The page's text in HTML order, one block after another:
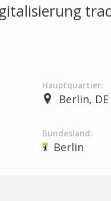
Hauptquartier:
Berlin, DE
Bundesland:
Berlin